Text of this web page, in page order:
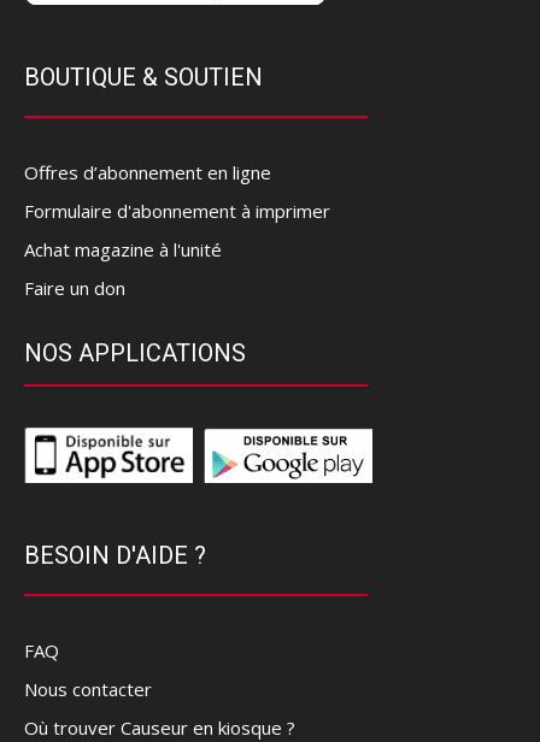
BOUTIQUE & SOUTIEN
Offres d’abonnement en ligne
Formulaire d'abonnement à imprimer
Achat magazine à l'unité
Faire un don
NOS APPLICATIONS
BESOIN D'AIDE ?
FAQ
Nous contacter
Où trouver Causeur en kiosque ?